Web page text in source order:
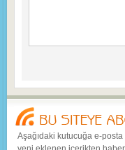
Aşağıdaki kutucuğa e-